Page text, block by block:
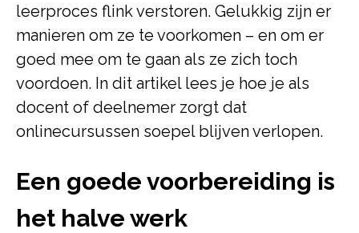
leerproces flink verstoren. Gelukkig zijn er
manieren om ze te voorkomen – en om er
goed mee om te gaan als ze zich toch
voordoen. In dit artikel lees je hoe je als
docent of deelnemer zorgt dat
onlinecursussen soepel blijven verlopen.
Een goede voorbereiding is
het halve werk